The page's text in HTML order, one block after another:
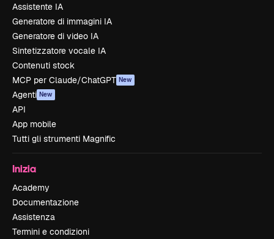
Assistente IA
Generatore di immagini IA
Generatore di video IA
Sintetizzatore vocale IA
Contenuti stock
MCP per Claude/ChatGPT New
Agenti New
API
App mobile
Tutti gli strumenti Magnific
Inizia
Academy
Documentazione
Assistenza
Termini e condizioni